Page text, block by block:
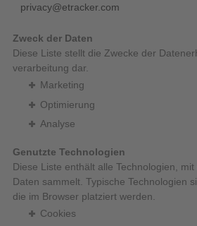
privacy@etracker.com
Zweck der Daten
Diese Liste stellt die Zwecke der
verarbeitung dar.
Marketing
Optimierung
Analyse
Genutzte Technologien
Diese Liste enthält alle Technologien,
Daten sammelt. Typische Technologien
die im Browser platziert werden.
Cookies